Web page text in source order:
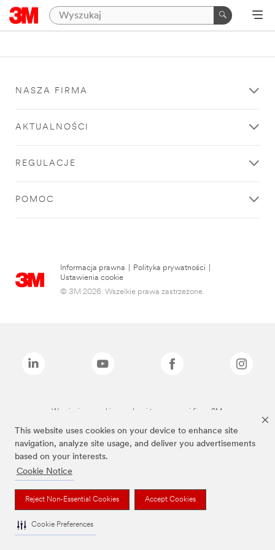
This website uses cookies on your device to enhance site
navigation, analyze site usage, and deliver you advertisements
based on your interests.
Cookie Notice
Reject Non-Essential Cookies Accept Cookies
Cookie Preferences
NASZA FIRMA
AKTUALNOŚCI
REGULACJE
POMOC
Informacja prawna Polityka prywatności
Ustawienia cookie
© 3M 2026. Wszelkie prawa zastrzeżone.
Wymienione marki są znakami towarowymi firmy 3M.